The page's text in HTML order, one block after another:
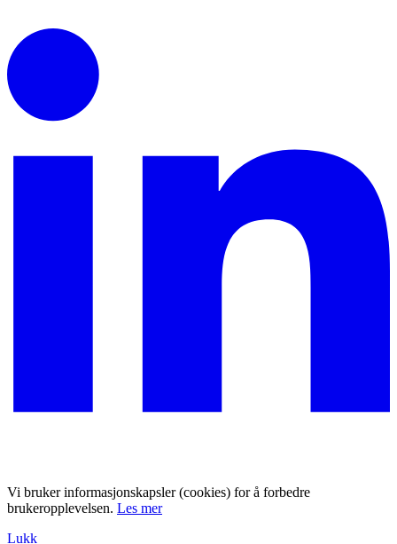
Vi bruker informasjonskapsler (cookies) for å forbedre
brukeropplevelsen. Les mer
Lukk